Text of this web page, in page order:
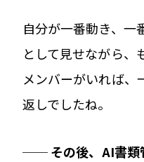
自分が一番動き、一
として見せながら、
メンバーがいれば、
返しでしたね。
── その後、AI書類